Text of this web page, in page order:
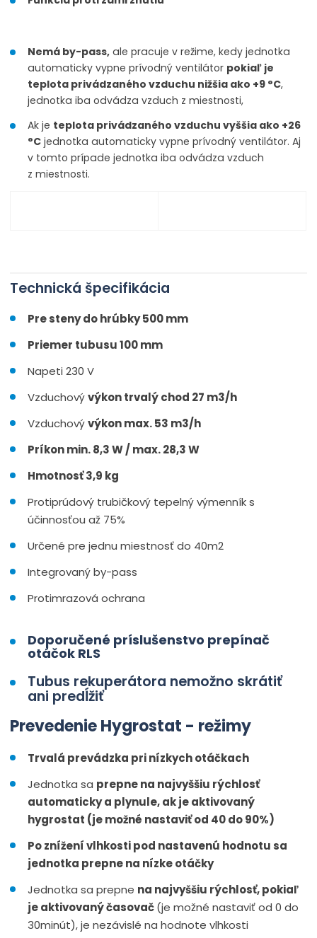
Nemá by-pass, ale pracuje v režime, kedy jednotka
automaticky vypne prívodný ventilátor pokiaľ je
teplota privádzaného vzduchu nižšia ako +9 °C,
jednotka iba odvádza vzduch z miestnosti,
Ak je teplota privádzaného vzduchu vyššia ako +26
°C jednotka automaticky vypne prívodný ventilátor. Aj
v tomto prípade jednotka iba odvádza vzduch
z miestnosti.
Technická špecifikácia
Prestenydo hrúbky500mm
Priemer tubusu100mm
Napeti 230 V
Vzduchovývýkontrvalý chod 27 m3/h
Vzduchovývýkonmax.53 m3/h
Príkonmin.8,3W/ max.28,3W
Hmotnosť3,9 kg
Protiprúdový trubičkový tepelnývýmenníks
účinnosťou až 75%
Určené pre jednu miestnosť do 40m2
Integrovanýby-pass
Protimrazová ochrana
Doporučené príslušenstvo prepínač
otáčok RLS
Tubus rekuperátora nemožno skrátiť
ani predĺžiť
PrevedenieHygrostat - režimy
Trvalá prevádzka pri nízkychotáčkach
Jednotka sa prepnena najvyššiu rýchlosť
automatickya plynule,ak je aktivovaný
hygrostat (je možné nastaviť od 40do90%)
Po zníženívlhkostipod nastavenú hodnotu sa
jednotka prepnena nízke otáčky
Jednotka sa prepne na najvyššiu rýchlosť,pokiaľ
je aktivovanýčasovač(je možné nastaviť od 0 do
30minút),je nezávislé na hodnote vlhkosti